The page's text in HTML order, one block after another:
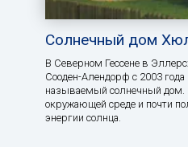
Солнечный дом
В Северном Гессене в
Сооден-Алендорф с 2003 года
называемый солнечный дом.
окружающей среде и почти
энергии солнца.